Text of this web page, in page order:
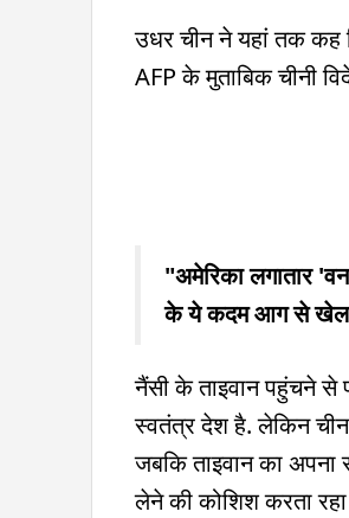
उधर चीन ने यहां तक कह
AFP के मुताबिक चीनी
"अमेरिका लगातार
के ये कदम आग से खेलने
नैंसी के ताइवान पहुंचने से
स्वतंत्र देश है. लेकिन चीन
जबकि ताइवान का
लेने की कोशिश करता